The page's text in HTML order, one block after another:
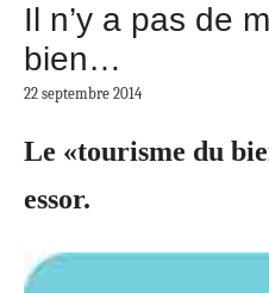
Il n’y a pas de
bien…
22 septembre 2014
Le «tourisme du
essor.